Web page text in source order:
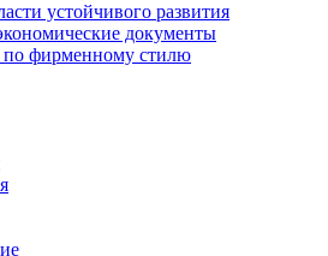
устойчивого развития
документы
по фирменному стилю